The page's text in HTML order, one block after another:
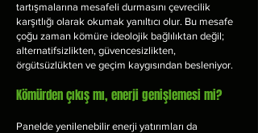
tartışmalarına mesafeli durmasını çevrecilik
karşıtlığı olarak okumak yanıltıcı olur. Bu mesafe
çoğu zaman kömüre ideolojik bağlılıktan değil;
alternatifsizlikten, güvencesizlikten,
örgütsüzlükten ve geçim kaygısından besleniyor.
Kömürden çıkış mı, enerji genişlemesi mi?
Panelde yenilenebilir enerji yatırımları da